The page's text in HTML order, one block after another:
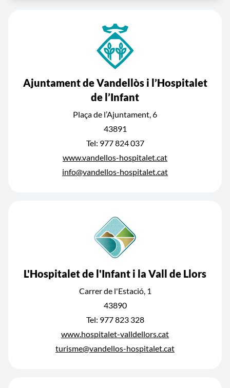
Ajuntament de Vandellòs i l’Hospitalet
de l’Infant
Plaça de l’Ajuntament, 6
43891
Tel: 977 824 037
www.vandellos-hospitalet.cat
info@vandellos-hospitalet.cat
L'Hospitalet de l'Infant i la Vall de Llors
Carrer de l'Estació, 1
43890
Tel: 977 823 328
www.hospitalet-valldellors.cat
turisme@vandellos-hospitalet.cat